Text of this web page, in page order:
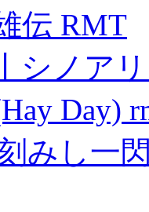
伝 RMT
シノア
Day)
みし一